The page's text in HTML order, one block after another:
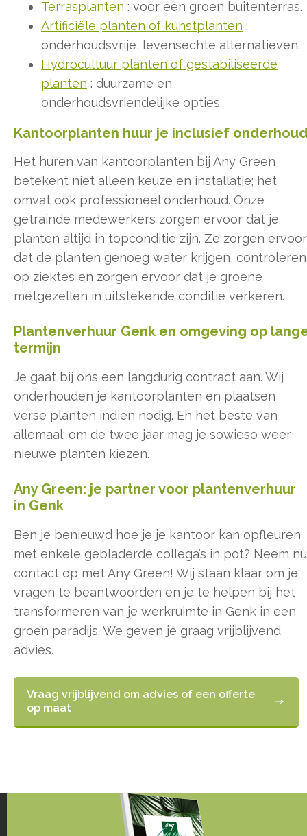
Terrasplanten : voor een groen buitenterras.
Artificiële planten of kunstplanten :
onderhoudsvrije, levensechte alternatieven.
Hydrocultuur planten of gestabiliseerde
planten : duurzame en
onderhoudsvriendelijke opties.
Kantoorplanten huur je inclusief onderhoud
Het huren van kantoorplanten bij Any Green
betekent niet alleen keuze en installatie; het
omvat ook professioneel onderhoud. Onze
getrainde medewerkers zorgen ervoor dat je
planten altijd in topconditie zijn. Ze zorgen ervoor
dat de planten genoeg water krijgen, controleren
op ziektes en zorgen ervoor dat je groene
metgezellen in uitstekende conditie verkeren.
Plantenverhuur Genk en omgeving op
termijn
Je gaat bij ons een langdurig contract aan. Wij
onderhouden je kantoorplanten en plaatsen
verse planten indien nodig. En het beste van
allemaal: om de twee jaar mag je sowieso weer
nieuwe planten kiezen.
Any Green: je partner voor plantenverhuur
in Genk
Ben je benieuwd hoe je je kantoor kan opfleuren
met enkele gebladerde collega’s in pot? Neem nu
contact op met Any Green! Wij staan klaar om je
vragen te beantwoorden en je te helpen bij het
transformeren van je werkruimte in Genk in een
groen paradijs. We geven je graag vrijblijvend
advies.
Vraag vrijblijvend om advies of een offerte
op maat